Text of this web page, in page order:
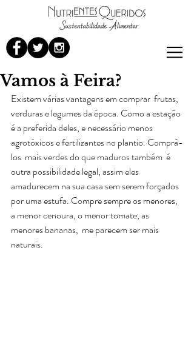
Vamos à Feira?
Existem várias vantagens em comprar  frutas,
verduras e legumes da época. Como a estação
é a preferida deles, e necessário menos
agrotóxicos e fertilizantes no plantio. Comprá-
los  mais verdes do que maduros também  é
outra possibilidade legal, assim eles
amadurecem na sua casa sem serem forçados
por uma estufa. Compre sempre os menores,
a menor cenoura, o menor tomate, as
menores bananas,  me parecem ser mais
naturais.